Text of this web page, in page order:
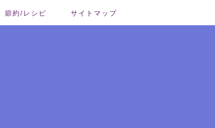
節約/レシピ サイトマップ